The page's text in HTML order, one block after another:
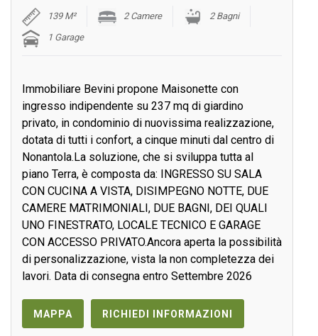
139 M² 2 Camere
2 Bagni
1 Garage
Immobiliare Bevini propone Maisonette con
ingresso indipendente su 237 mq di giardino
privato, in condominio di nuovissima realizzazione,
dotata di tutti i confort, a cinque minuti dal centro di
Nonantola.La soluzione, che si sviluppa tutta al
piano Terra, è composta da: INGRESSO SU SALA
CON CUCINA A VISTA, DISIMPEGNO NOTTE, DUE
CAMERE MATRIMONIALI, DUE BAGNI, DEI QUALI
UNO FINESTRATO, LOCALE TECNICO E GARAGE
CON ACCESSO PRIVATO.Ancora aperta la possibilità
di personalizzazione, vista la non completezza dei
lavori. Data di consegna entro Settembre 2026
MAPPA RICHIEDI INFORMAZIONI